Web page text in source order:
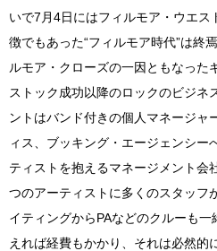
いで7月4日にはフィルモア・ウエス
徴でもあった“フィルモア時代”は終
ルモア・クローズの一因ともなった
ストック成功以降のロックのビジネ
ントはバンド付きの個人マネージャ
ィス、ブッキング・エージェンシー
ティストを抱えるマネージメント会
つのアーティストに多くのスタッフ
イティングからPAなどのクルーも
えれば経費もかかり、それは必然的